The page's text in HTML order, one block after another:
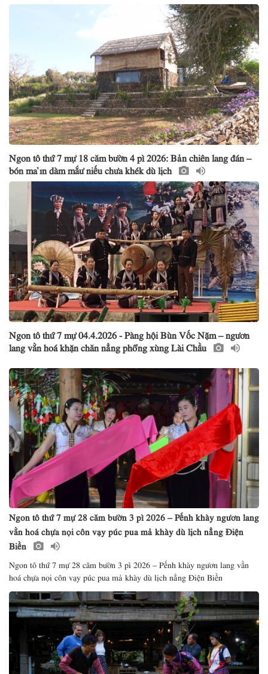
Ngon tô thứ 7 mự 18 căm bườn 4 pì 2026: Bản chiên lang đán –
bón ma ỉn dàm mắư niếu chưa khék dù lịch
Ngon tô thứ 7 mự 04.4.2026 - Pàng hội Bùn Vốc Nặm – ngươn
lang vằn hoá khặn chăn nẳng phổng xùng Lài Chầu
Ngon tô thứ 7 mự 28 căm bườn 3 pì 2026 – Pếnh khày ngươn lang
vằn hoá chựa nọi côn vạy púc pua mả khày dù lịch nẳng Điện
Biền
Ngon tô thứ 7 mự 28 căm bườn 3 pì 2026 – Pếnh khày ngươn lang vằn
hoá chựa nọi côn vạy púc pua mả khày dù lịch nẳng Điện Biền